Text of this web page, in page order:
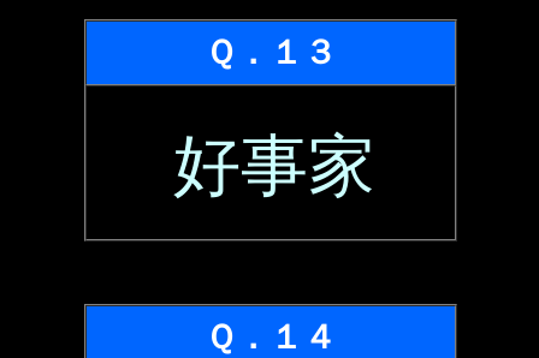
Ｑ．１３
好事家
Ｑ．１４